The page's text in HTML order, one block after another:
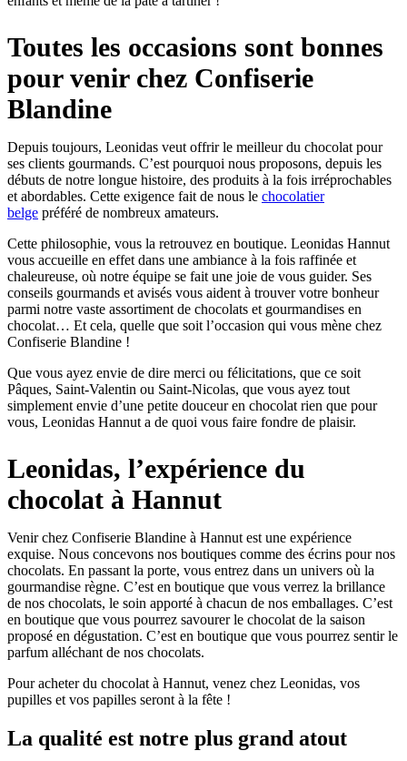
Toutes les occasions sont bonnes
pour venir chez Confiserie
Blandine
Depuis toujours, Leonidas veut offrir le meilleur du chocolat pour
ses clients gourmands. C’est pourquoi nous proposons, depuis les
débuts de notre longue histoire, des produits à la fois irréprochables
et abordables. Cette exigence fait de nous le chocolatier
belge préféré de nombreux amateurs.
Cette philosophie, vous la retrouvez en boutique. Leonidas Hannut
vous accueille en effet dans une ambiance à la fois raffinée et
chaleureuse, où notre équipe se fait une joie de vous guider. Ses
conseils gourmands et avisés vous aident à trouver votre bonheur
parmi notre vaste assortiment de chocolats et gourmandises en
chocolat… Et cela, quelle que soit l’occasion qui vous mène chez
Confiserie Blandine !
Que vous ayez envie de dire merci ou félicitations, que ce soit
Pâques, Saint-Valentin ou Saint-Nicolas, que vous ayez tout
simplement envie d’une petite douceur en chocolat rien que pour
vous, Leonidas Hannut a de quoi vous faire fondre de plaisir.
Leonidas, l’expérience du
chocolat à Hannut
Venir chez Confiserie Blandine à Hannut est une expérience
exquise. Nous concevons nos boutiques comme des écrins pour nos
chocolats. En passant la porte, vous entrez dans un univers où la
gourmandise règne. C’est en boutique que vous verrez la brillance
de nos chocolats, le soin apporté à chacun de nos emballages. C’est
en boutique que vous pourrez savourer le chocolat de la saison
proposé en dégustation. C’est en boutique que vous pourrez sentir le
parfum alléchant de nos chocolats.
Pour acheter du chocolat à Hannut, venez chez Leonidas, vos
pupilles et vos papilles seront à la fête !
La qualité est notre plus grand atout